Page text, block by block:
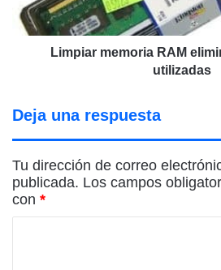
Limpiar memoria RAM
utilizadas
Deja una respuesta
Tu dirección de correo
publicada. Los campos
con *